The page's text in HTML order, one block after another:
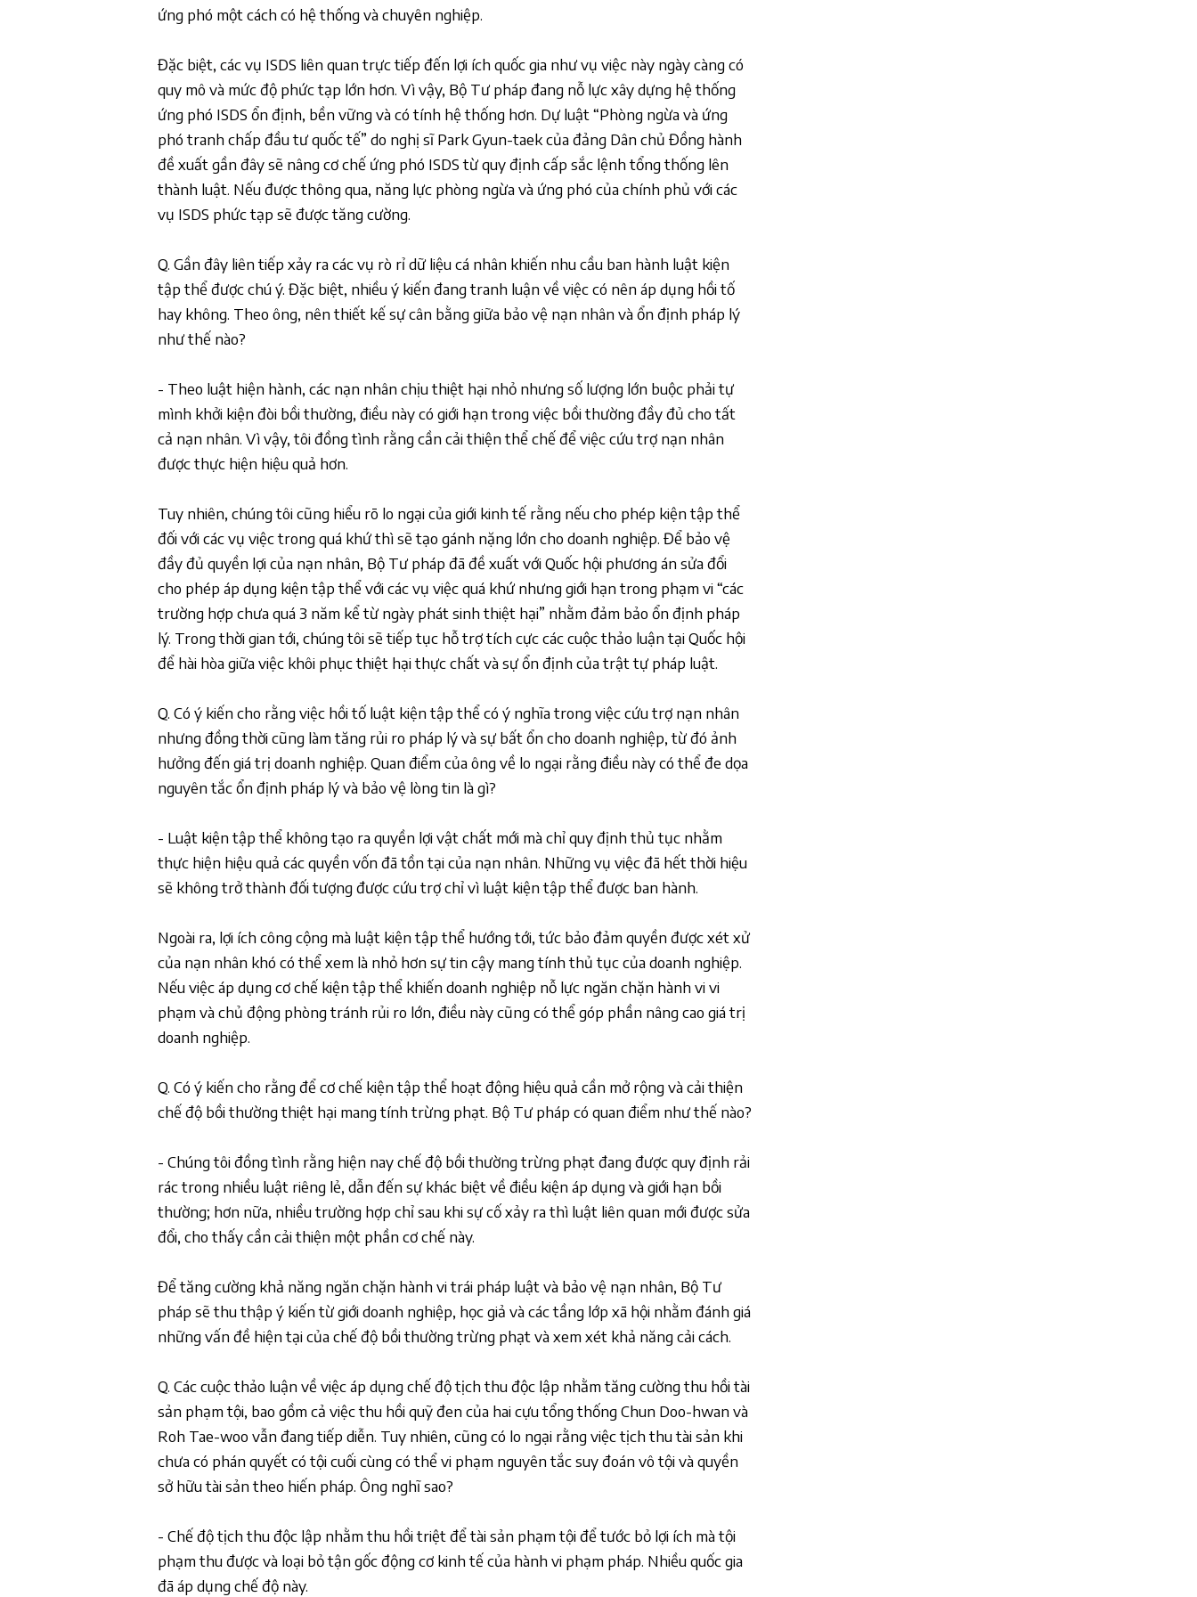
ứng phó một cách có hệ thống và chuyên nghiệp.
Đặc biệt, các vụ ISDS liên quan trực tiếp đến lợi ích quốc gia như vụ việc này ngày càng có
quy mô và mức độ phức tạp lớn hơn. Vì vậy, Bộ Tư pháp đang nỗ lực xây dựng hệ thống
ứng phó ISDS ổn định, bền vững và có tính hệ thống hơn. Dự luật “Phòng ngừa và ứng
phó tranh chấp đầu tư quốc tế” do nghị sĩ Park Gyun-taek của đảng Dân chủ Đồng hành
đề xuất gần đây sẽ nâng cơ chế ứng phó ISDS từ quy định cấp sắc lệnh tổng thống lên
thành luật. Nếu được thông qua, năng lực phòng ngừa và ứng phó của chính phủ với các
vụ ISDS phức tạp sẽ được tăng cường.
Q. Gần đây liên tiếp xảy ra các vụ rò rỉ dữ liệu cá nhân khiến nhu cầu ban hành luật kiện
tập thể được chú ý. Đặc biệt, nhiều ý kiến đang tranh luận về việc có nên áp dụng hồi tố
hay không. Theo ông, nên thiết kế sự cân bằng giữa bảo vệ nạn nhân và ổn định pháp lý
như thế nào?
- Theo luật hiện hành, các nạn nhân chịu thiệt hại nhỏ nhưng số lượng lớn buộc phải tự
mình khởi kiện đòi bồi thường, điều này có giới hạn trong việc bồi thường đầy đủ cho tất
cả nạn nhân. Vì vậy, tôi đồng tình rằng cần cải thiện thể chế để việc cứu trợ nạn nhân
được thực hiện hiệu quả hơn.
Tuy nhiên, chúng tôi cũng hiểu rõ lo ngại của giới kinh tế rằng nếu cho phép kiện tập thể
đối với các vụ việc trong quá khứ thì sẽ tạo gánh nặng lớn cho doanh nghiệp. Để bảo vệ
đầy đủ quyền lợi của nạn nhân, Bộ Tư pháp đã đề xuất với Quốc hội phương án sửa đổi
cho phép áp dụng kiện tập thể với các vụ việc quá khứ nhưng giới hạn trong phạm vi “các
trường hợp chưa quá 3 năm kể từ ngày phát sinh thiệt hại” nhằm đảm bảo ổn định pháp
lý. Trong thời gian tới, chúng tôi sẽ tiếp tục hỗ trợ tích cực các cuộc thảo luận tại Quốc hội
để hài hòa giữa việc khôi phục thiệt hại thực chất và sự ổn định của trật tự pháp luật.
Q. Có ý kiến cho rằng việc hồi tố luật kiện tập thể có ý nghĩa trong việc cứu trợ nạn nhân
nhưng đồng thời cũng làm tăng rủi ro pháp lý và sự bất ổn cho doanh nghiệp, từ đó ảnh
hưởng đến giá trị doanh nghiệp. Quan điểm của ông về lo ngại rằng điều này có thể đe dọa
nguyên tắc ổn định pháp lý và bảo vệ lòng tin là gì?
- Luật kiện tập thể không tạo ra quyền lợi vật chất mới mà chỉ quy định thủ tục nhằm
thực hiện hiệu quả các quyền vốn đã tồn tại của nạn nhân. Những vụ việc đã hết thời hiệu
sẽ không trở thành đối tượng được cứu trợ chỉ vì luật kiện tập thể được ban hành.
Ngoài ra, lợi ích công cộng mà luật kiện tập thể hướng tới, tức bảo đảm quyền được xét xử
của nạn nhân khó có thể xem là nhỏ hơn sự tin cậy mang tính thủ tục của doanh nghiệp.
Nếu việc áp dụng cơ chế kiện tập thể khiến doanh nghiệp nỗ lực ngăn chặn hành vi vi
phạm và chủ động phòng tránh rủi ro lớn, điều này cũng có thể góp phần nâng cao giá trị
doanh nghiệp.
Q. Có ý kiến cho rằng để cơ chế kiện tập thể hoạt động hiệu quả cần mở rộng và cải thiện
chế độ bồi thường thiệt hại mang tính trừng phạt. Bộ Tư pháp có quan điểm như thế nào?
- Chúng tôi đồng tình rằng hiện nay chế độ bồi thường trừng phạt đang được quy định rải
rác trong nhiều luật riêng lẻ, dẫn đến sự khác biệt về điều kiện áp dụng và giới hạn bồi
thường; hơn nữa, nhiều trường hợp chỉ sau khi sự cố xảy ra thì luật liên quan mới được sửa
đổi, cho thấy cần cải thiện một phần cơ chế này.
Để tăng cường khả năng ngăn chặn hành vi trái pháp luật và bảo vệ nạn nhân, Bộ Tư
pháp sẽ thu thập ý kiến từ giới doanh nghiệp, học giả và các tầng lớp xã hội nhằm đánh giá
những vấn đề hiện tại của chế độ bồi thường trừng phạt và xem xét khả năng cải cách.
Q. Các cuộc thảo luận về việc áp dụng chế độ tịch thu độc lập nhằm tăng cường thu hồi tài
sản phạm tội, bao gồm cả việc thu hồi quỹ đen của hai cựu tổng thống Chun Doo-hwan và
Roh Tae-woo vẫn đang tiếp diễn. Tuy nhiên, cũng có lo ngại rằng việc tịch thu tài sản khi
chưa có phán quyết có tội cuối cùng có thể vi phạm nguyên tắc suy đoán vô tội và quyền
sở hữu tài sản theo hiến pháp. Ông nghĩ sao?
- Chế độ tịch thu độc lập nhằm thu hồi triệt để tài sản phạm tội để tước bỏ lợi ích mà tội
phạm thu được và loại bỏ tận gốc động cơ kinh tế của hành vi phạm pháp. Nhiều quốc gia
đã áp dụng chế độ này.